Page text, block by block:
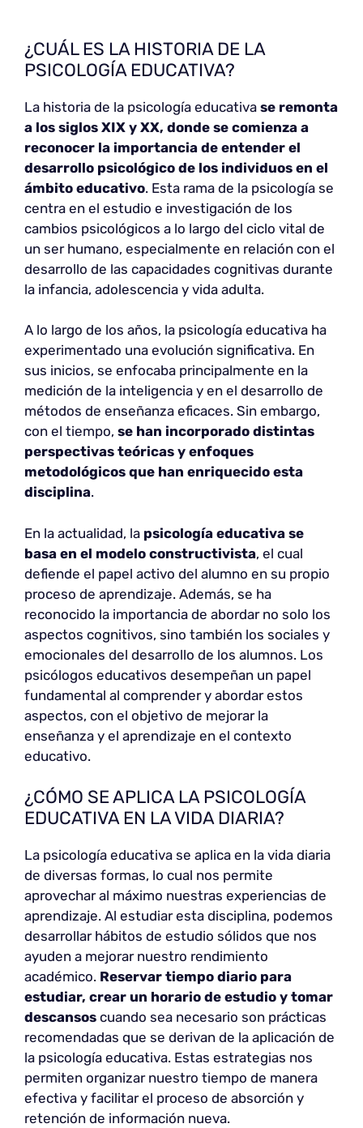
¿CUÁL ES LA HISTORIA DE LA
PSICOLOGÍA EDUCATIVA?
La historia de la psicología educativa se remonta
a los siglos XIX y XX, donde se comienza a
reconocer la importancia de entender el
desarrollo psicológico de los individuos en el
ámbito educativo. Esta rama de la psicología se
centra en el estudio e investigación de los
cambios psicológicos a lo largo del ciclo vital de
un ser humano, especialmente en relación con el
desarrollo de las capacidades cognitivas durante
la infancia, adolescencia y vida adulta.
A lo largo de los años, la psicología educativa ha
experimentado una evolución significativa. En
sus inicios, se enfocaba principalmente en la
medición de la inteligencia y en el desarrollo de
métodos de enseñanza eficaces. Sin embargo,
con el tiempo, se han incorporado distintas
perspectivas teóricas y enfoques
metodológicos que han enriquecido esta
disciplina.
En la actualidad, la psicología educativa se
basa en el modelo constructivista, el cual
defiende el papel activo del alumno en su propio
proceso de aprendizaje. Además, se ha
reconocido la importancia de abordar no solo los
aspectos cognitivos, sino también los sociales y
emocionales del desarrollo de los alumnos. Los
psicólogos educativos desempeñan un papel
fundamental al comprender y abordar estos
aspectos, con el objetivo de mejorar la
enseñanza y el aprendizaje en el contexto
educativo.
¿CÓMO SE APLICA LA PSICOLOGÍA
EDUCATIVA EN LA VIDA DIARIA?
La psicología educativa se aplica en la vida diaria
de diversas formas, lo cual nos permite
aprovechar al máximo nuestras experiencias de
aprendizaje. Al estudiar esta disciplina, podemos
desarrollar hábitos de estudio sólidos que nos
ayuden a mejorar nuestro rendimiento
académico. Reservar tiempo diario para
estudiar, crear un horario de estudio y tomar
descansos cuando sea necesario son prácticas
recomendadas que se derivan de la aplicación de
la psicología educativa. Estas estrategias nos
permiten organizar nuestro tiempo de manera
efectiva y facilitar el proceso de absorción y
retención de información nueva.